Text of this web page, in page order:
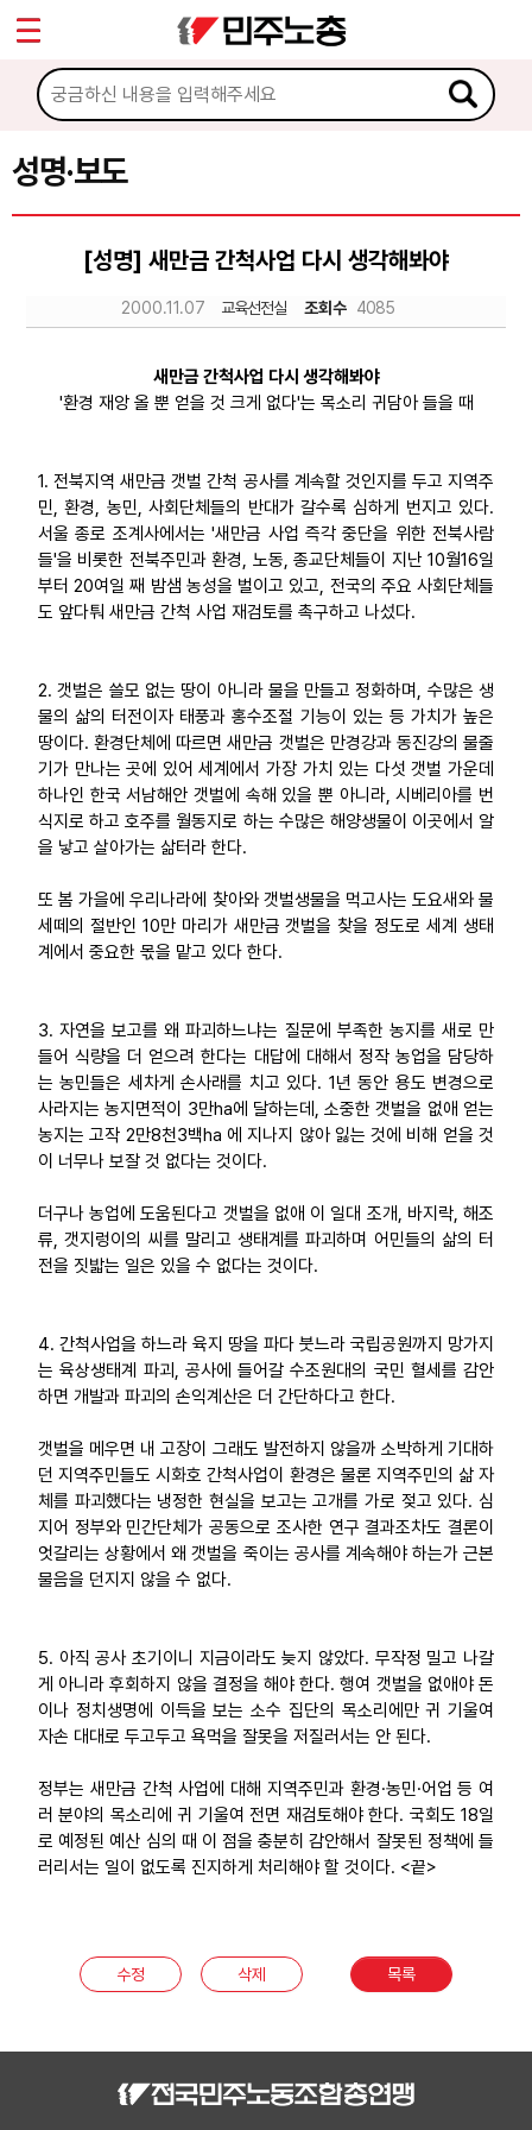
성명·보도
[성명] 새만금 간척사업 다시 생각해봐야
2000.11.07 교육선전실 조회수 4085
새만금 간척사업 다시 생각해봐야
'환경 재앙 올 뿐 얻을 것 크게 없다'는 목소리 귀담아 들을 때
1. 전북지역 새만금 갯벌 간척 공사를 계속할 것인지를 두고 지역주
민, 환경, 농민, 사회단체들의 반대가 갈수록 심하게 번지고 있다.
서울 종로 조계사에서는 '새만금 사업 즉각 중단을 위한 전북사람
들'을 비롯한 전북주민과 환경, 노동, 종교단체들이 지난 10월16일
부터 20여일 째 밤샘 농성을 벌이고 있고, 전국의 주요 사회단체들
도 앞다퉈 새만금 간척 사업 재검토를 촉구하고 나섰다.
2. 갯벌은 쓸모 없는 땅이 아니라 물을 만들고 정화하며, 수많은 생
물의 삶의 터전이자 태풍과 홍수조절 기능이 있는 등 가치가 높은
땅이다. 환경단체에 따르면 새만금 갯벌은 만경강과 동진강의 물줄
기가 만나는 곳에 있어 세계에서 가장 가치 있는 다섯 갯벌 가운데
하나인 한국 서남해안 갯벌에 속해 있을 뿐 아니라, 시베리아를 번
식지로 하고 호주를 월동지로 하는 수많은 해양생물이 이곳에서 알
을 낳고 살아가는 삶터라 한다.
또 봄 가을에 우리나라에 찾아와 갯벌생물을 먹고사는 도요새와 물
세떼의 절반인 10만 마리가 새만금 갯벌을 찾을 정도로 세계 생태
계에서 중요한 몫을 맡고 있다 한다.
3. 자연을 보고를 왜 파괴하느냐는 질문에 부족한 농지를 새로 만
들어 식량을 더 얻으려 한다는 대답에 대해서 정작 농업을 담당하
는 농민들은 세차게 손사래를 치고 있다. 1년 동안 용도 변경으로
사라지는 농지면적이 3만ha에 달하는데, 소중한 갯벌을 없애 얻는
농지는 고작 2만8천3백ha 에 지나지 않아 잃는 것에 비해 얻을 것
이 너무나 보잘 것 없다는 것이다.
더구나 농업에 도움된다고 갯벌을 없애 이 일대 조개, 바지락, 해조
류, 갯지렁이의 씨를 말리고 생태계를 파괴하며 어민들의 삶의 터
전을 짓밟는 일은 있을 수 없다는 것이다.
4. 간척사업을 하느라 육지 땅을 파다 붓느라 국립공원까지 망가지
는 육상생태계 파괴, 공사에 들어갈 수조원대의 국민 혈세를 감안
하면 개발과 파괴의 손익계산은 더 간단하다고 한다.
갯벌을 메우면 내 고장이 그래도 발전하지 않을까 소박하게 기대하
던 지역주민들도 시화호 간척사업이 환경은 물론 지역주민의 삶 자
체를 파괴했다는 냉정한 현실을 보고는 고개를 가로 젖고 있다. 심
지어 정부와 민간단체가 공동으로 조사한 연구 결과조차도 결론이
엇갈리는 상황에서 왜 갯벌을 죽이는 공사를 계속해야 하는가 근본
물음을 던지지 않을 수 없다.
5. 아직 공사 초기이니 지금이라도 늦지 않았다. 무작정 밀고 나갈
게 아니라 후회하지 않을 결정을 해야 한다. 행여 갯벌을 없애야 돈
이나 정치생명에 이득을 보는 소수 집단의 목소리에만 귀 기울여
자손 대대로 두고두고 욕먹을 잘못을 저질러서는 안 된다.
정부는 새만금 간척 사업에 대해 지역주민과 환경·농민·어업 등 여
러 분야의 목소리에 귀 기울여 전면 재검토해야 한다. 국회도 18일
로 예정된 예산 심의 때 이 점을 충분히 감안해서 잘못된 정책에 들
러리서는 일이 없도록 진지하게 처리해야 할 것이다. <끝>
수정 삭제 목록
마이페이지
소개
소식
공지사항
성명·보도
부설기관
업무
Sketchbook5, 스케치북5
Sketchbook5, 스케치북5